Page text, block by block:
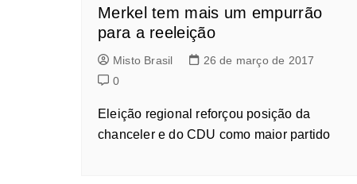
Merkel tem mais um empurrão
para a reeleição
Misto Brasil
26 de março de 2017
0
Eleição regional reforçou posição da
chanceler e do CDU como maior partido